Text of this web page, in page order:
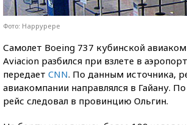
Фото: Happypepe
Самолет Boeing 737 кубинской
Aviacion разбился при взлете в
передает CNN. По данным источника,
авиакомпании направлялся в Гайану.
рейс следовал в провинцию Ольгин.